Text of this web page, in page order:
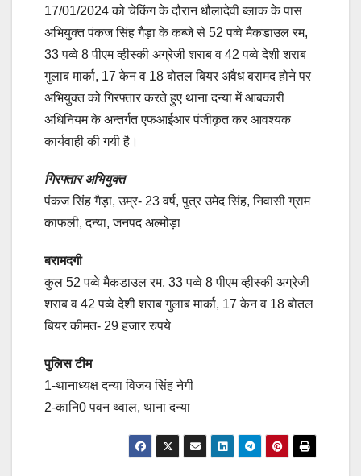
17/01/2024 को चेकिंग के दौरान धौलादेवी ब्लाक के पास
अभियुक्त पंकज सिंह गैड़ा के कब्जे से 52 पव्वे मैकडाउल रम,
33 पव्वे 8 पीएम व्हीस्की अग्रेजी शराब व 42 पव्वे देशी शराब
गुलाब मार्का, 17 केन व 18 बोतल बियर अवैध बरामद होने पर
अभियुक्त को गिरफ्तार करते हुए थाना दन्या में आबकारी
अधिनियम के अन्तर्गत एफआईआर पंजीकृत कर आवश्यक
कार्यवाही की गयी है।
गिरफ्तार अभियुक्त
पंकज सिंह गैड़ा, उम्र- 23 वर्ष, पुत्र उमेद सिंह, निवासी ग्राम
काफली, दन्या, जनपद अल्मोड़ा
बरामदगी
कुल 52 पव्वे मैकडाउल रम, 33 पव्वे 8 पीएम व्हीस्की अग्रेजी
शराब व 42 पव्वे देशी शराब गुलाब मार्का, 17 केन व 18 बोतल
बियर कीमत- 29 हजार रुपये
पुलिस टीम
1-थानाध्यक्ष दन्या विजय सिंह नेगी
2-कानि0 पवन थ्वाल, थाना दन्या